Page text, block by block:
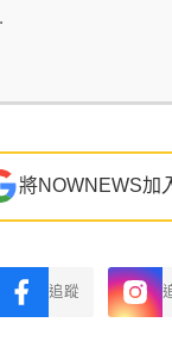
將NOWNEWS加
追蹤